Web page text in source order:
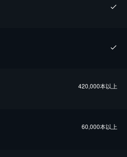
420,000本以上
60,000本以上